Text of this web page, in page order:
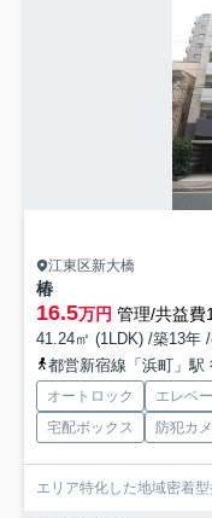
江東区新大橋
椿
16.5万円 管理/共益費
41.24㎡ (1LDK) /築13年
都営新宿線「浜町」駅
オートロック エレベ
宅配ボックス
防犯カ
エリア特化した地域密着